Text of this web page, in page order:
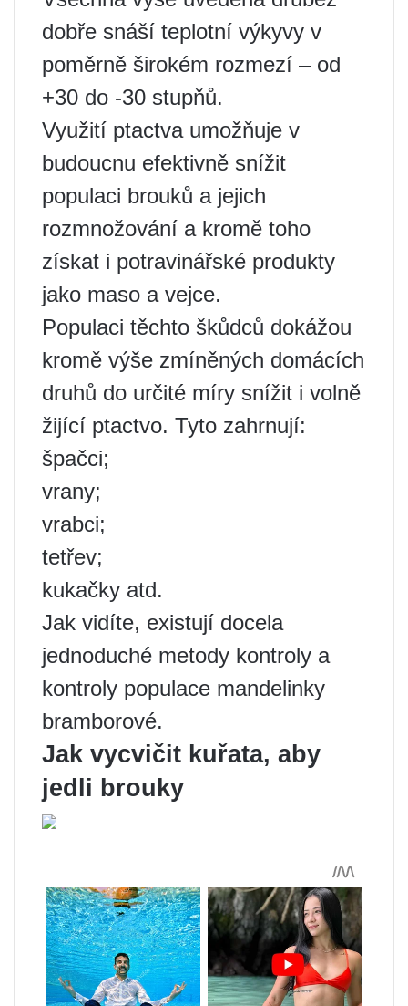
dobře snáší teplotní výkyvy v
poměrně širokém rozmezí – od
+30 do -30 stupňů.
Využití ptactva umožňuje v
budoucnu efektivně snížit
populaci brouků a jejich
rozmnožování a kromě toho
získat i potravinářské produkty
jako maso a vejce.
Populaci těchto škůdců dokážou
kromě výše zmíněných domácích
druhů do určité míry snížit i volně
žijící ptactvo. Tyto zahrnují:
špačci;
vrany;
vrabci;
tetřev;
kukačky atd.
Jak vidíte, existují docela
jednoduché metody kontroly a
kontroly populace mandelinky
bramborové.
Jak vycvičit kuřata, aby
jedli brouky